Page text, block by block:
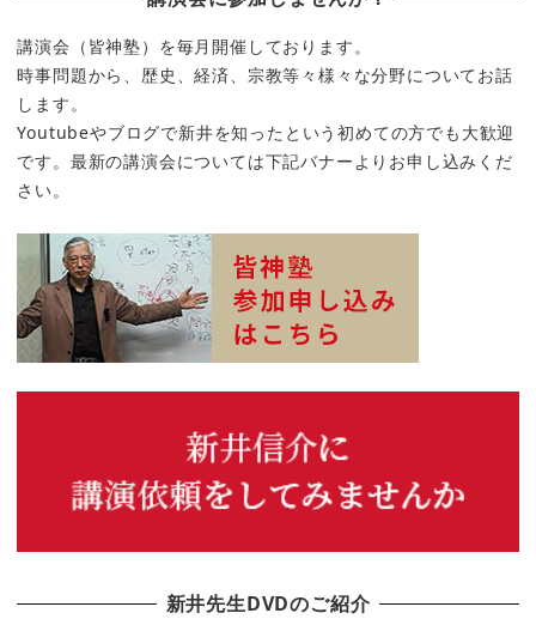
講演会（皆神塾）を毎月開催しております。
時事問題から、歴史、経済、宗教等々様々な分野についてお話
します。
Youtubeやブログで新井を知ったという初めての方でも大歓迎
です。最新の講演会については下記バナーよりお申し込みくだ
さい。
新井先生DVDのご紹介